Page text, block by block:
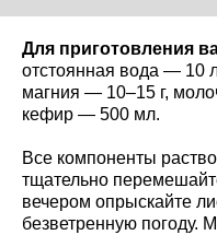
Для приготовления
отстоянная вода — 10
магния — 10–15 г,
кефир — 500 мл.
Все компоненты
тщательно
вечером опрыскайте
безветренную погоду.